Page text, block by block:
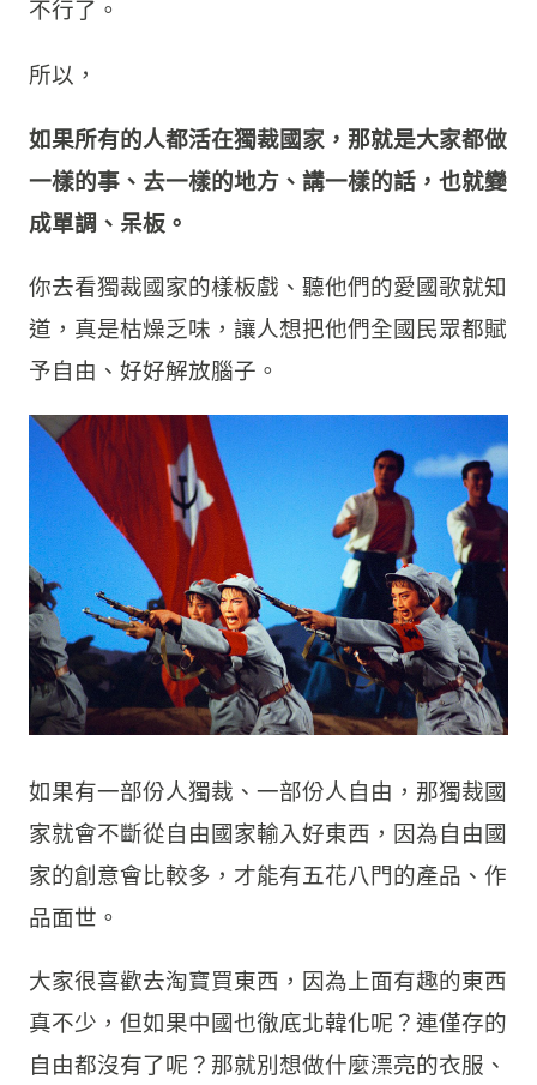
不行了。
所以，
如果所有的人都活在獨裁國家，那就是大家都做
一樣的事、去一樣的地方、講一樣的話，也就變
成單調、呆板。
你去看獨裁國家的樣板戲、聽他們的愛國歌就知
道，真是枯燥乏味，讓人想把他們全國民眾都賦
予自由、好好解放腦子。
如果有一部份人獨裁、一部份人自由，那獨裁國
家就會不斷從自由國家輸入好東西，因為自由國
家的創意會比較多，才能有五花八門的產品、作
品面世。
大家很喜歡去淘寶買東西，因為上面有趣的東西
真不少，但如果中國也徹底北韓化呢？連僅存的
自由都沒有了呢？那就別想做什麼漂亮的衣服、